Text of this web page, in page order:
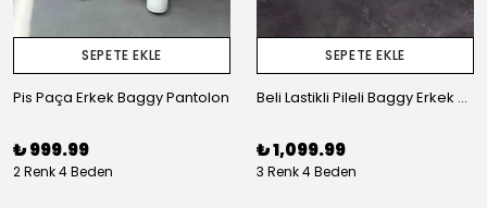
SEPETE EKLE
Pis Paça Erkek Baggy Pantolon
₺ 999.99
2 Renk 4 Beden
SEPETE EKLE
Beli Lastikli Pileli Baggy Erkek Kumaş Pantolon
₺ 1,099.99
3 Renk 4 Beden